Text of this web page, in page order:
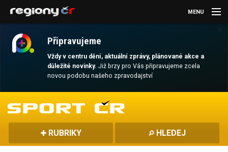
Připravujeme
Vždy v centru dění, aktuální zprávy, plánované akce a
důležité novinky.Již brzy pro Vás připravujeme zcela
novou podobu našeho zpravodajství
MENU
AKTUALITY
MAGAZÍN
DALŠÍ
RUBRIKY HLEDEJ